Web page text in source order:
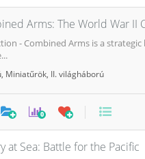
Arms: The World War II
- Combined Arms is a
Miniatűrök II. világháború
0
at Sea: Battle for the Pacific